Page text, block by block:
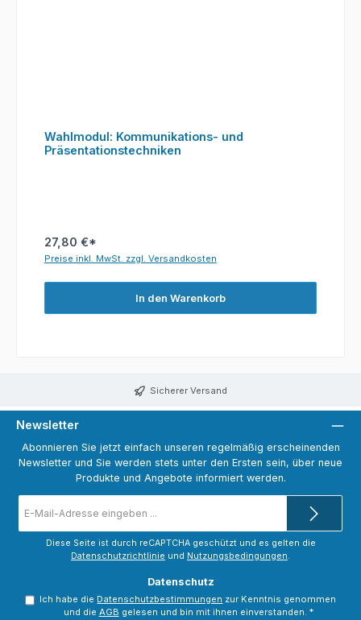
Wahlmodul: Kommunikations- und
Präsentationstechniken
27,80 €*
Preise inkl. MwSt. zzgl. Versandkosten
In den Warenkorb
Sicherer Versand
Newsletter
Abonnieren Sie jetzt einfach unseren regelmäßig erscheinenden
Newsletter und Sie werden stets unter den Ersten sein, über neue
Produkte und Angebote informiert werden.
Mail-
Adresse
Diese Seite ist durch reCAPTCHA geschützt und es gelten die
Datenschutzrichtlinie und Nutzungsbedingungen.
Datenschutz
Ich habe die Datenschutzbestimmungen zur Kenntnis genommen
und die AGB gelesen und bin mit ihnen einverstanden. *